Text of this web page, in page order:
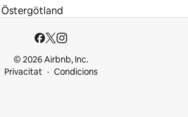
Östergötland
© 2026 Airbnb, Inc.
Privacitat
Condicions